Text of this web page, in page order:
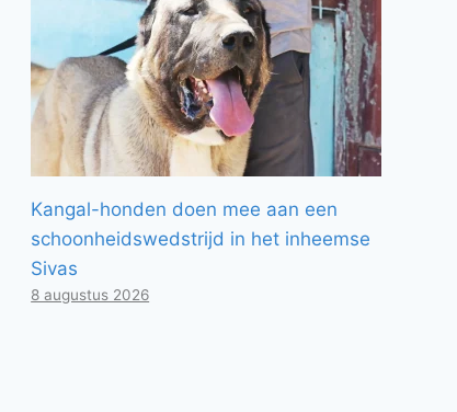
Kangal-honden doen mee aan een
schoonheidswedstrijd in het inheemse
Sivas
8 augustus 2026